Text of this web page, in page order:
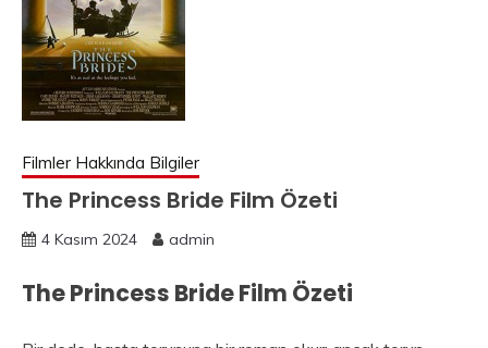
Filmler Hakkında Bilgiler
The Princess Bride Film Özeti
4 Kasım 2024 admin
The Princess Bride Film Özeti